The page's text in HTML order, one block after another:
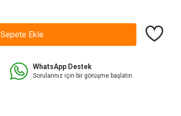
Sepete Ekle
WhatsApp Destek
Sorularınız için bir görüşme başlatın.